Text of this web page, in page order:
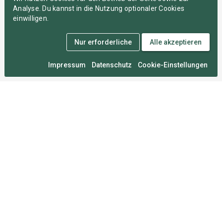
Analyse. Du kannst in die Nutzung optionaler Cookies
einwilligen.
Impressum Datenschutz Cookie-Einstellungen
Nur erforderliche Alle akzeptieren